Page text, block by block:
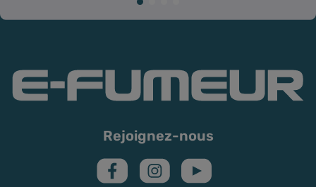
Rejoignez-nous